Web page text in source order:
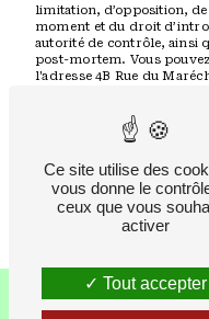
limitation, d’opposition,
moment et du droit
autorité de contrôle, ainsi
post-mortem. Vous
l'adresse 4B Rue du
courrier électronique à
justificatif d'identité
conservons vos données
puis pendant la durée de
et de gestion des
sur la liste d'opposition
à cette adresse:
plus d’informations sur
Ce site utilise des
vous donne le
ceux que vous
activer
Tout accepter